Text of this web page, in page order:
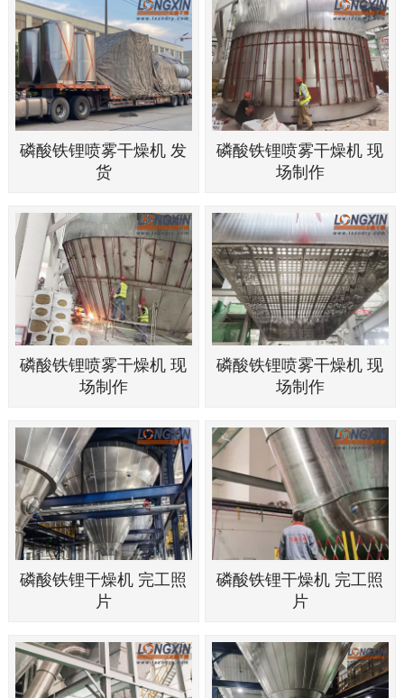
磷酸铁锂喷雾干燥机 发
货
磷酸铁锂喷雾干燥机 现
场制作
磷酸铁锂喷雾干燥机 现
场制作
磷酸铁锂喷雾干燥机 现
场制作
磷酸铁锂干燥机 完工照
片
磷酸铁锂干燥机 完工照
片